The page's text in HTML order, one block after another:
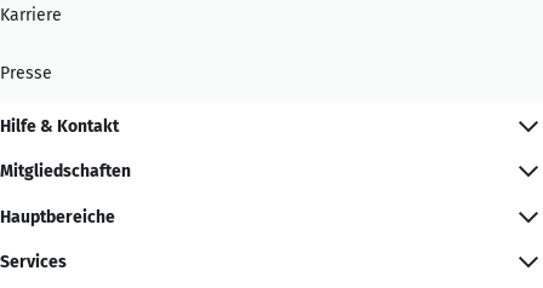
Karriere
Presse
Hilfe & Kontakt
Mitgliedschaften
Hauptbereiche
Services